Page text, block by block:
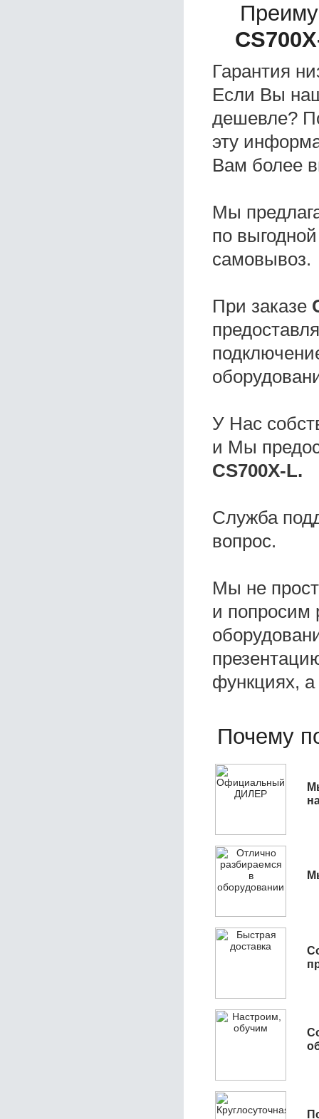
Гарантия
Если Вы
дешевле?
эту
Вам более
Мы
по
самовывоз.
При заказе
У Нас
и Мы
CS700X-L.
Служба
вопрос.
Мы не
и попросим
функциях,
Почему